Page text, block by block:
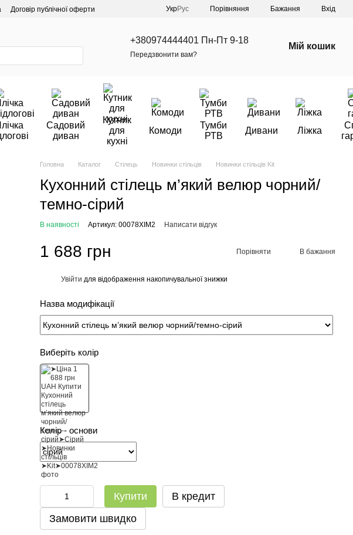
Договір публічної оферти
УкрРус Порівняння Бажання Вхід
+380974444401 Пн-Пт 9-18
Передзвонити вам?
Мій кошик
Садовий
диван
Кутник
для
кухні
Комоди
Тумби
РТВ
Дивани Ліжка
Головна Каталог Стілець Новинки стільців Новинки стільців Kit
Кухонний стілець м’який велюр чорний/
темно-сірий
В наявності Артикул: 00078XIM2 Написати відгук
1 688 грн Порівняти В бажання
Увійти для відображення накопичувальної знижки
Назва модифікації
Виберіть колір
Колір - основи
Купити
В кредит
Замовити швидко